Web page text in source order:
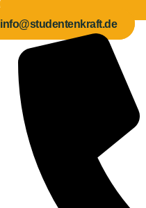
info@studentenkraft.de